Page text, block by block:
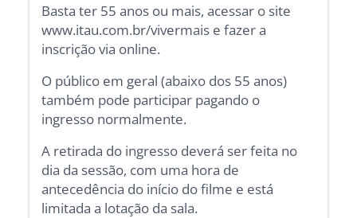
Basta ter 55 anos ou mais, acessar o site
www.itau.com.br/vivermais e fazer a
inscrição via online.
O público em geral (abaixo dos 55 anos)
também pode participar pagando o
ingresso normalmente.
A retirada do ingresso deverá ser feita no
dia da sessão, com uma hora de
antecedência do início do filme e está
limitada a lotação da sala.